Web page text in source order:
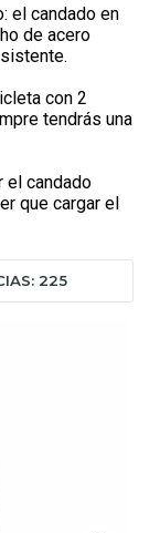
el candado en
de acero
con 2
tendrás una
el candado
que cargar el
225